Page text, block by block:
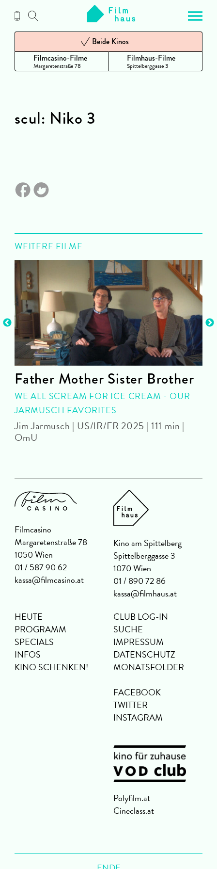
Inhalt
Filmcasino-Filme
Margaretenstraße 78
Beide Kinos
Filmhaus-Filme
Spittelberggasse 3
scul: Niko 3
WEITERE FILME
Father Mother Sister Brother
WE ALL SCREAM FOR ICE CREAM - OUR
JARMUSCH FAVORITES
Jim Jarmusch | US/IR/FR 2025 | 111 min |
OmU
Filmcasino
Margaretenstraße 78
1050 Wien
01 / 587 90 62
kassa@filmcasino.at
Kino am Spittelberg
Spittelberggasse 3
1070 Wien
01 / 890 72 86
kassa@filmhaus.at
HEUTE
PROGRAMM
SPECIALS
INFOS
KINO SCHENKEN!
CLUB LOG-IN
SUCHE
IMPRESSUM
DATENSCHUTZ
MONATSFOLDER
FACEBOOK
TWITTER
INSTAGRAM
Polyfilm.at
Cineclass.at